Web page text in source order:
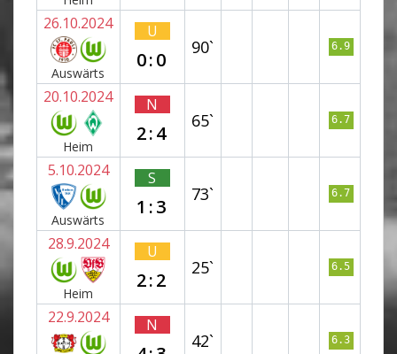
26.10.2024
Auswärts
U
0:0
90` 6.9
20.10.2024
Heim
N
2:4
65` 6.7
5.10.2024
Auswärts
S
1:3
73` 6.7
28.9.2024
Heim
U
2:2
25` 6.5
22.9.2024 N
42` 6.3